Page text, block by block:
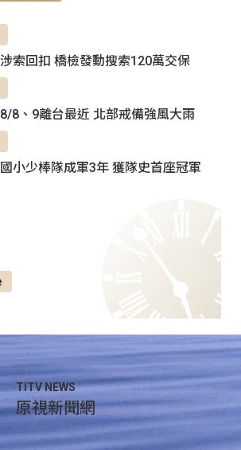
索回扣 橋檢發動搜索120萬交保
8、9離台最近 北部戒備強風大雨
小少棒隊成軍3年 獲隊史首座冠軍
TITV NEWS
原視新聞網